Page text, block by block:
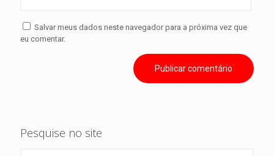
Salvar meus dados neste navegador para a próxima vez que
eu comentar.
Pesquise no site